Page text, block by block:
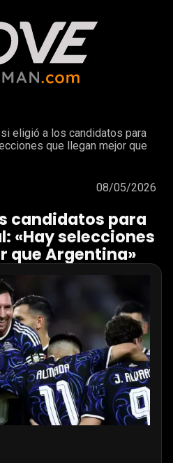
eligió a los candidatos para
que llegan mejor que
08/05/2026
candidatos para
«Hay selecciones
que Argentina»